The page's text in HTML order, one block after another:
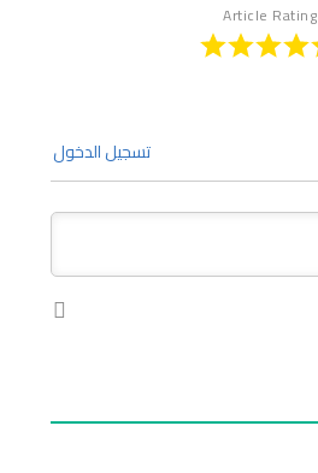
Article Rating
تسجيل الدخول